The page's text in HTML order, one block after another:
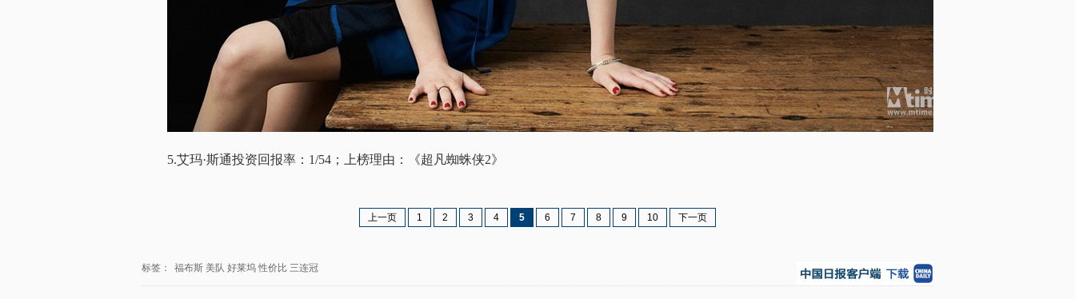
5.艾玛·斯通投资回报率：1/54；上榜理由：《超凡蜘蛛侠2》
上一页 1 2 3 4 5 6 7 8 9 10 下一页
标签： 福布斯 美队 好莱坞 性价比 三连冠